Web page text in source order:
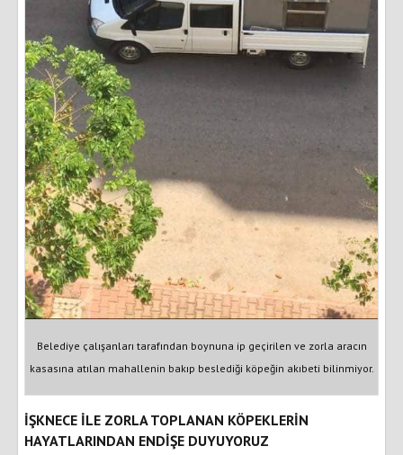
Belediye çalışanları tarafından boynuna ip geçirilen ve zorla aracın
kasasına atılan mahallenin bakıp beslediği köpeğin akıbeti bilinmiyor.
İŞKNECE İLE ZORLA TOPLANAN KÖPEKLERİN
HAYATLARINDAN ENDİŞE DUYUYORUZ